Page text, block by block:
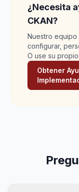
¿Necesita
CKAN?
Nuestro
configurar,
O use su
Obtener